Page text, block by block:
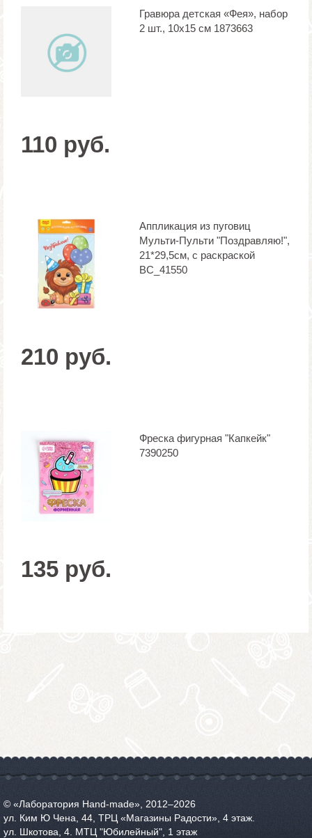
Гравюра детская «Фея», набор
2 шт., 10х15 см 1873663
110 руб.
Аппликация из пуговиц
Мульти-Пульти "Поздравляю!",
21*29,5см, с раскраской
BC_41550
210 руб.
Фреска фигурная "Капкейк"
7390250
135 руб.
© «Лаборатория Hand-made», 2012‒2026
ул. Ким Ю Чена, 44, ТРЦ «Магазины Радости», 4 этаж.
ул. Шкотова, 4. МТЦ "Юбилейный", 1 этаж